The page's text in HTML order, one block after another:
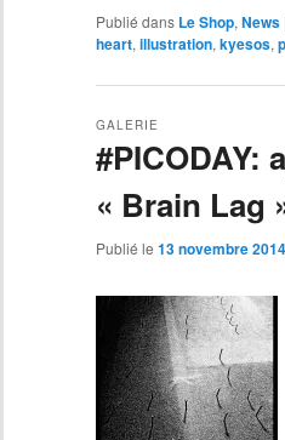
Publié dans Le Shop, News
heart, illustration, kyesos,
#PICODAY:
« Brain Lag
GALERIE
Publié le 13 novembre 2014